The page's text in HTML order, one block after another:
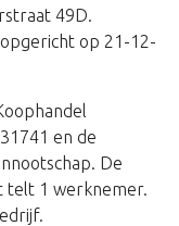
49D.
op 21-12-
en de
De
telt 1 werknemer.